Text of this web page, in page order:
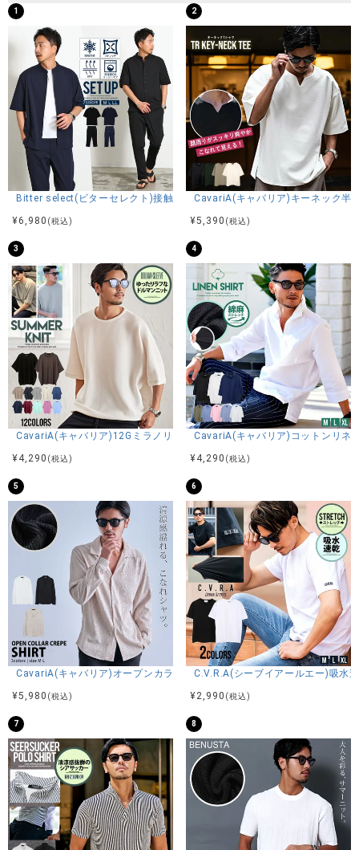
サイズ(cm)
44(M)：着丈72身幅53肩幅51袖丈60
46(L)：着丈76身幅61肩幅54袖丈60
※平置き計測
素材
綿100%
モデル
ぎーぬ：身長170cm 体重54kg Lサイズ着用
YUMI：身長171cm 体重53kg Lサイズ着用
カラー展開
ホワイト/ブラック
アイテムガイド
伸縮性－多少あり 透け感－なし 生地の厚み－普通 裏地
－なし
※当店スタッフの個人的な感想になります。お客様により、感
じ方等異なる場合がございますので、あくまでもご参考とし
てご利用ください。
1
Bitter select(ビターセレクト)接触冷感スーパーストレッチバンドカラー
¥6,980 (税込)
2
CavariA(キャバリア)キーネック半
¥5,390 (税込)
3
CavariA(キャバリア)12Gミラノリブクルーネックドルマンハーフスリー
¥4,290 (税込)
4
CavariA(キャバリア)コットンリネ
¥4,290 (税込)
5
CavariA(キャバリア)オープンカラー楊柳シャツ/全3色
¥5,980 (税込)
6
C.V.R.A(シーブイアールエー)吸水
¥2,990 (税込)
7 8